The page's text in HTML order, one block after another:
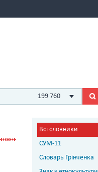
199 760
Всі словники
СУМ-11
Словарь Грінченка